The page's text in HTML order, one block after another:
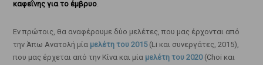
καφεΐνης για το έμβρυο.
Εν πρώτοις, θα αναφέρουμε δύο μελέτες, που μας έρχονται από
την Άπω Ανατολή μία μελέτη του 2015(Li και συνεργάτες, 2015),
που μας έρχεται από την Κίνα και μία μελέτη του 2020(Choi και